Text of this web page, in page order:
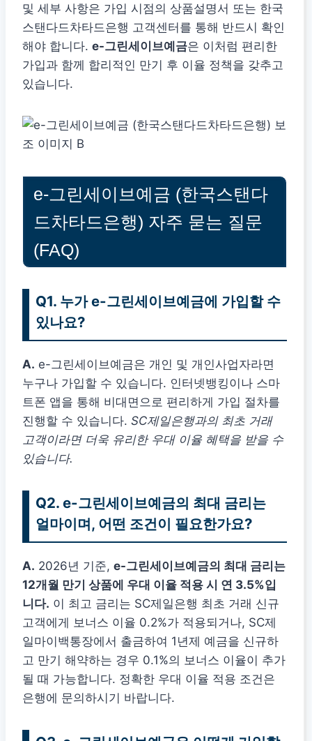
및 세부 사항은 가입 시점의 상품설명서 또는 한국
스탠다드차타드은행 고객센터를 통해 반드시 확인
해야 합니다. e-그린세이브예금은 이처럼 편리한
가입과 함께 합리적인 만기 후 이율 정책을 갖추고
있습니다.
e-그린세이브예금 (한국스탠다
드차타드은행) 자주 묻는 질문
(FAQ)
Q1. 누가 e-그린세이브예금에 가입할 수
있나요?
A. e-그린세이브예금은 개인 및 개인사업자라면
누구나 가입할 수 있습니다. 인터넷뱅킹이나 스마
트폰 앱을 통해 비대면으로 편리하게 가입 절차를
진행할 수 있습니다. SC제일은행과의 최초 거래
고객이라면 더욱 유리한 우대 이율 혜택을 받을 수
있습니다.
Q2. e-그린세이브예금의 최대 금리는
얼마이며, 어떤 조건이 필요한가요?
A. 2026년 기준, e-그린세이브예금의 최대 금리는
12개월 만기 상품에 우대 이율 적용 시 연 3.5%입
니다. 이 최고 금리는 SC제일은행 최초 거래 신규
고객에게 보너스 이율 0.2%가 적용되거나, SC제
일마이백통장에서 출금하여 1년제 예금을 신규하
고 만기 해약하는 경우 0.1%의 보너스 이율이 추가
될 때 가능합니다. 정확한 우대 이율 적용 조건은
은행에 문의하시기 바랍니다.